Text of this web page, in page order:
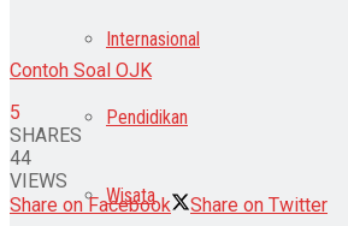
Internasional
Pendidikan
Wisata
Contoh Soal OJK
5
SHARES
44
VIEWS
Share on Facebook
Share on Twitter